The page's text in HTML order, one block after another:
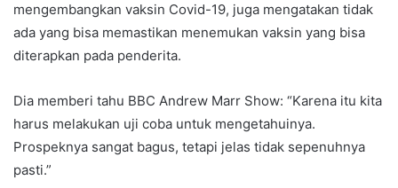
mengembangkan vaksin Covid-19, juga mengatakan tidak
ada yang bisa memastikan menemukan vaksin yang bisa
diterapkan pada penderita.
Dia memberi tahu BBC Andrew Marr Show: “Karena itu kita
harus melakukan uji coba untuk mengetahuinya.
Prospeknya sangat bagus, tetapi jelas tidak sepenuhnya
pasti.”